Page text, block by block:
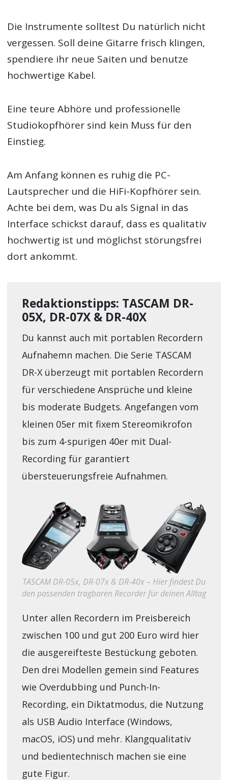
Die Instrumente solltest Du natürlich nicht
vergessen. Soll deine Gitarre frisch klingen,
spendiere ihr neue Saiten und benutze
hochwertige Kabel.
Eine teure Abhöre und professionelle
Studiokopfhörer sind kein Muss für den
Einstieg.
Am Anfang können es ruhig die PC-
Lautsprecher und die HiFi-Kopfhörer sein.
Achte bei dem, was Du als Signal in das
Interface schickst darauf, dass es qualitativ
hochwertig ist und möglichst störungsfrei
dort ankommt.
Redaktionstipps: TASCAM DR-
05X, DR-07X & DR-40X
Du kannst auch mit portablen Recordern
Aufnahemn machen. Die Serie TASCAM
DR-X überzeugt mit portablen Recordern
für verschiedene Ansprüche und kleine
bis moderate Budgets. Angefangen vom
kleinen 05er mit fixem Stereomikrofon
bis zum 4-spurigen 40er mit Dual-
Recording für garantiert
übersteuerungsfreie Aufnahmen.
TASCAM DR-05x, DR-07x & DR-40x – Hier findest Du
den passenden tragbaren Recorder für deinen Alltag
Unter allen Recordern im Preisbereich
zwischen 100 und gut 200 Euro wird hier
die ausgereifteste Bestückung geboten.
Den drei Modellen gemein sind Features
wie Overdubbing und Punch-In-
Recording, ein Diktatmodus, die Nutzung
als USB Audio Interface (Windows,
macOS, iOS) und mehr. Klangqualitativ
und bedientechnisch machen sie eine
gute Figur.